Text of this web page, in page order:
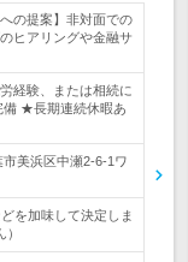
の提案】非対面での
ヒアリングや金融サ
経験、または相続に
備 ★長期連続休暇あ
美浜区中瀬2-6-1ワ
を加味して決定しま